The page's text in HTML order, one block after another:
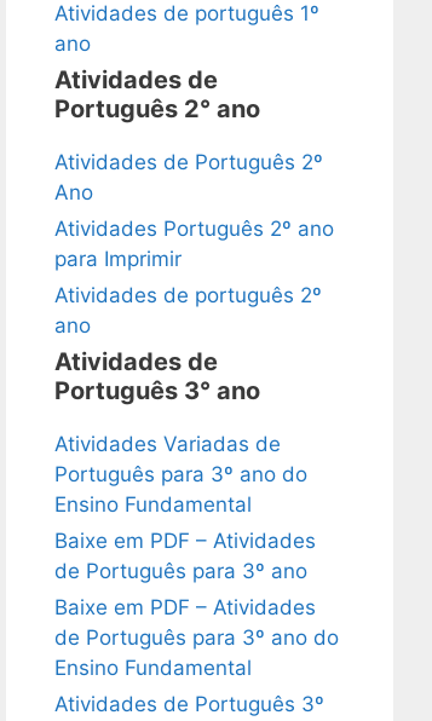
Atividades de português 1º
ano
Atividades de
Português 2° ano
Atividades de Português 2º
Ano
Atividades Português 2º ano
para Imprimir
Atividades de português 2º
ano
Atividades de
Português 3° ano
Atividades Variadas de
Português para 3º ano do
Ensino Fundamental
Baixe em PDF – Atividades
de Português para 3º ano
Baixe em PDF – Atividades
de Português para 3º ano do
Ensino Fundamental
Atividades de Português 3º